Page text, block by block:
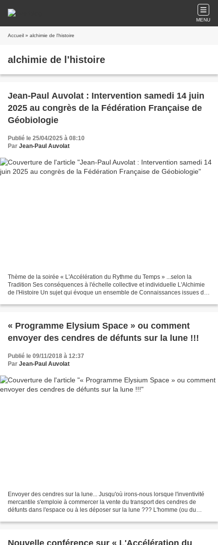
MENU
Accueil » alchimie de l'histoire
alchimie de l'histoire
Jean-Paul Auvolat : Intervention samedi 14 juin
2025 au congrès de la Fédération Française de
Géobiologie
Publié le 25/04/2025 à 08:10
Par Jean-Paul Auvolat
Thème de la soirée « L'Accélération du Rythme du Temps » ...selon la
Tradition Ses conséquences à l'échelle collective et individuelle L'Alchimie
de l'Histoire Un sujet qui évoque un ensemble de Connaissances issues de
« Programme Elysium Space » ou comment
envoyer des cendres de défunts sur la lune !!!
Publié le 09/11/2018 à 12:37
Par Jean-Paul Auvolat
Envoyer des cendres sur la lune... Jusqu'où irons-nous lorsque l'inventivité
mercantile s'emploie à commercer la vente du transport des cendres de
défunts dans l'espace ou à les déposer sur la lune ??? L'homme (ou du